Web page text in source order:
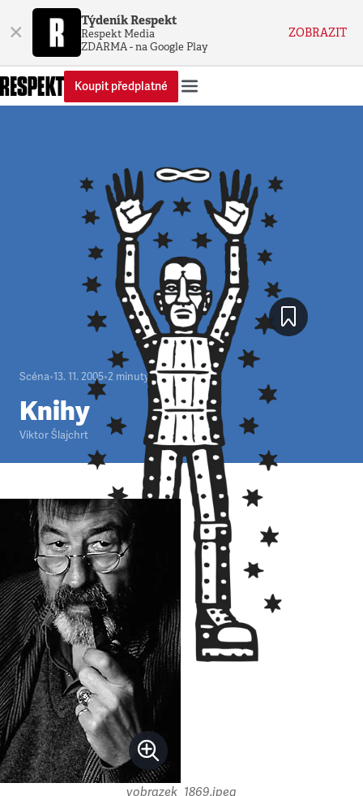
× Týdeník Respekt
Respekt Media
ZDARMA - na Google Play
ZOBRAZIT
Koupit předplatné
Scéna•13. 11. 2005•2 minuty
Knihy
Viktor Šlajchrt
vobrazek_1869.jpeg